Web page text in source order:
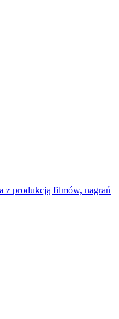
z produkcją filmów, nagrań